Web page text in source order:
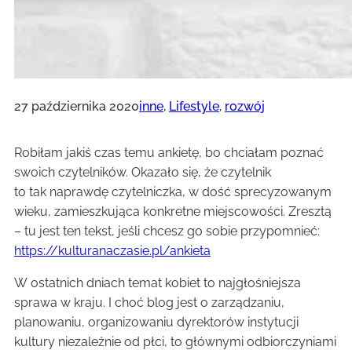
27 października 2020inne, Lifestyle, rozwój
Robiłam jakiś czas temu ankietę, bo chciałam poznać
swoich czytelników. Okazało się, że czytelnik
to tak naprawdę czytelniczka, w dość sprecyzowanym
wieku, zamieszkująca konkretne miejscowości. Zresztą
– tu jest ten tekst, jeśli chcesz go sobie przypomnieć:
https://kulturanaczasie.pl/ankieta
W ostatnich dniach temat kobiet to najgłośniejsza
sprawa w kraju. I choć blog jest o zarządzaniu,
planowaniu, organizowaniu dyrektorów instytucji
kultury niezależnie od płci, to głównymi odbiorczyniami